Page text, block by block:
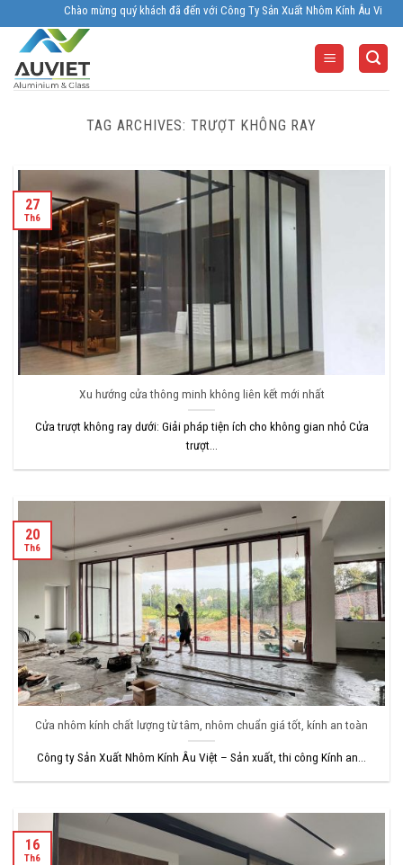
to
content
Chào mừng quý khách đã đến với Công Ty Sản Xuất Nhôm Kính Âu Viêt. Nhà
TAG ARCHIVES: TRƯỢT KHÔNG RAY
Xu hướng cửa thông minh không liên kết mới nhất
Cửa trượt không ray dưới: Giải pháp tiện ích cho không gian nhỏ Cửa
trượt...
27
Th6
Cửa nhôm kính chất lượng từ tâm, nhôm chuẩn giá tốt, kính an toàn
Công ty Sản Xuất Nhôm Kính Âu Việt – Sản xuất, thi công Kính an...
20
Th6
16
Th6